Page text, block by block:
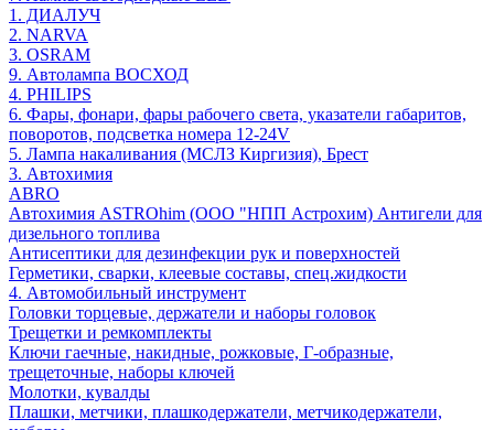
1. ДИАЛУЧ
2. NARVA
3. OSRAM
9. Автолампа ВОСХОД
4. PHILIPS
6. Фары, фонари, фары рабочего света, указатели габаритов,
поворотов, подсветка номера 12-24V
5. Лампа накаливания (МСЛЗ Киргизия), Брест
3. Автохимия
ABRO
Автохимия ASTROhim (ООО "НПП Астрохим) Антигели для
дизельного топлива
Антисептики для дезинфекции рук и поверхностей
Герметики, сварки, клеевые составы, спец.жидкости
4. Автомобильный инструмент
Головки торцевые, держатели и наборы головок
Трещетки и ремкомплекты
Ключи гаечные, накидные, рожковые, Г-образные,
трещеточные, наборы ключей
Молотки, кувалды
Плашки, метчики, плашкодержатели, метчикодержатели,